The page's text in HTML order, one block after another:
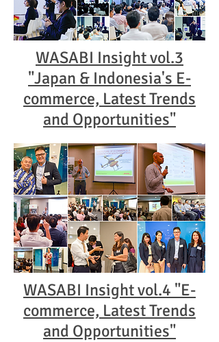
WASABI Insight vol.4 "E-
commerce, Latest Trends
and Opportunities"​
WASABI Insight vol.3
"Japan & Indonesia's E-
commerce, Latest Trends
and Opportunities"​